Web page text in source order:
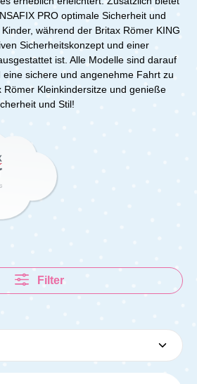
PRO optimale Sicherheit und
während der Britax Römer KING
Sicherheitskonzept und einer
ist. Alle Modelle sind darauf
sichere und angenehme Fahrt zu
Römer Kleinkindersitze und genieße
und Stil!
Filter